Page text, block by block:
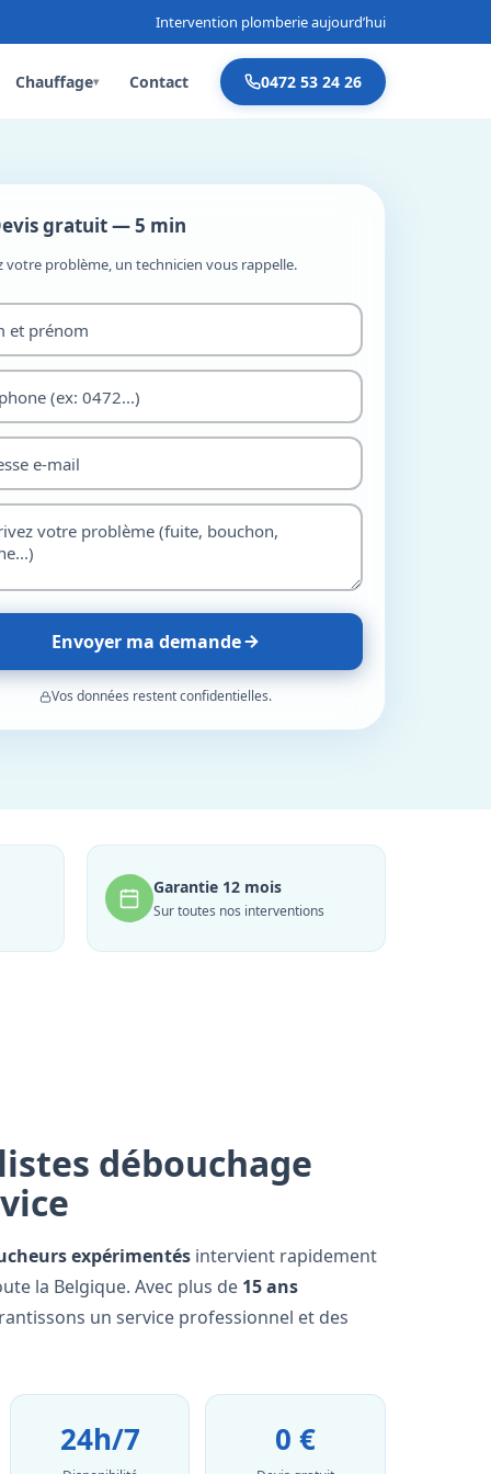
Intervention plomberie aujourd’hui
Chauffage▾ Contact 0472 53 24 26
gratuit — 5 min
votre problème, un technicien vous rappelle.
Envoyer ma demande
Vos données restent confidentielles.
Garantie 12 mois
Sur toutes nos interventions
débouchage
expérimentés intervient rapidement
la Belgique. Avec plus de 15 ans
un service professionnel et des
24h/7 0 €